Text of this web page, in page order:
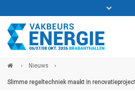
Bel ons voor info 0294 - 74
beurs@54events.nl
› Nieuws ›
Slimme regeltechniek maakt in